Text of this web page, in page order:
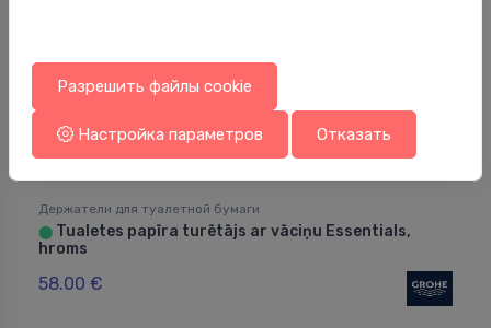
Держатели для туалетной бумаги
⬤ Tualetes papīra turētājs ar vāciņu Essentials,
hroms
58.00 €
Разрешить файлы cookie
Настройка параметров Отказать